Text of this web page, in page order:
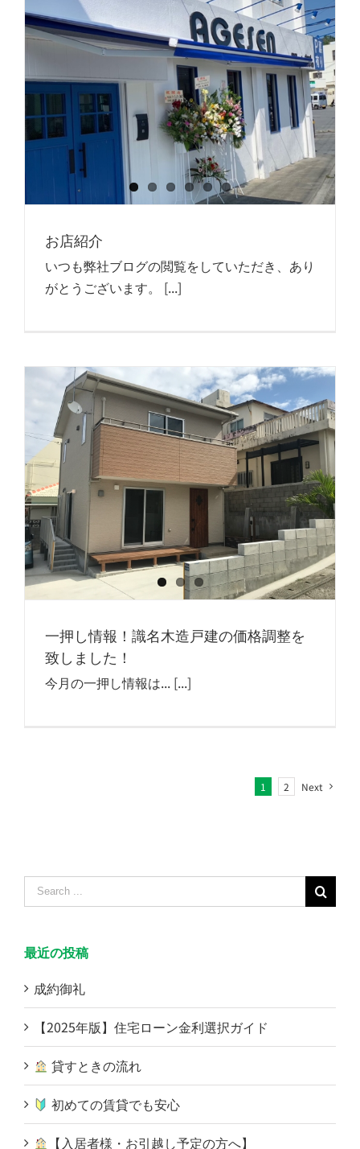
お店紹介
いつも弊社ブログの閲覧をしていただき、あり
がとうございます。 [...]
一押し情報！識名木造戸建の価格調整を
致しました！
今月の一押し情報は... [...]
1 2 Next
Search
for:
最近の投稿
成約御礼
【2025年版】住宅ローン金利選択ガイド
貸すときの流れ
初めての賃貸でも安心
【入居者様・お引越し予定の方へ】